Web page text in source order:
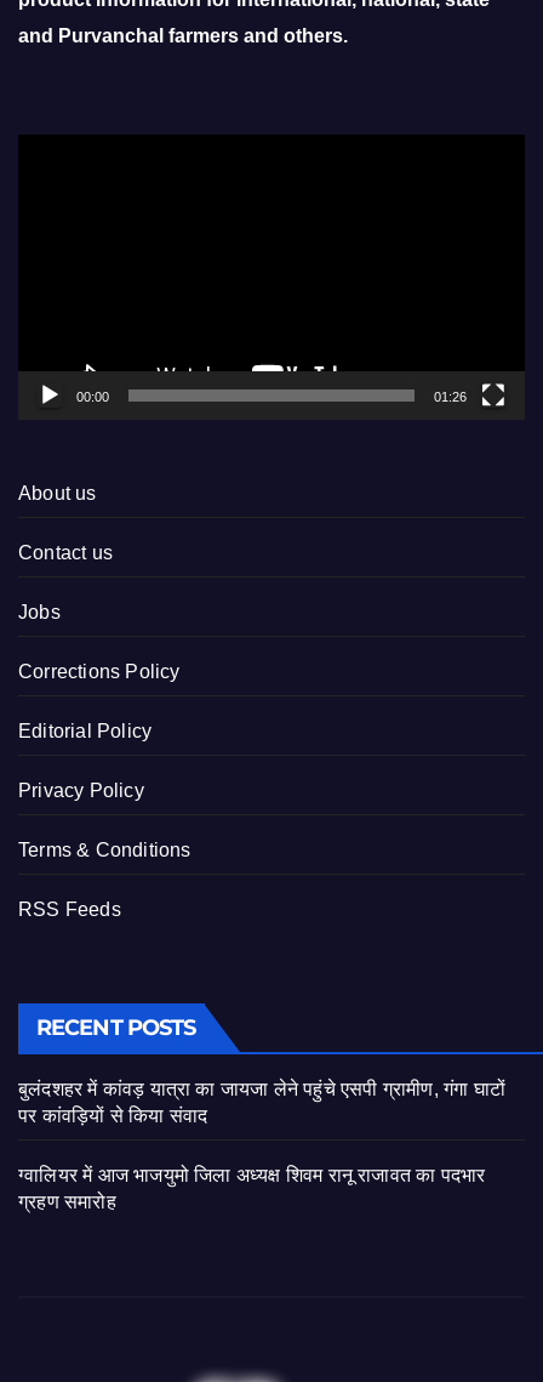
and Purvanchal farmers and others.
00:00 01:26
About us
Contact us
Jobs
Corrections Policy
Editorial Policy
Privacy Policy
Terms & Conditions
RSS Feeds
RECENT POSTS
बुलंदशहर में कांवड़ यात्रा का जायजा लेने पहुंचे एसपी ग्रामीण, गंगा घाटों
पर कांवड़ियों से किया संवाद
ग्वालियर में आज भाजयुमो जिला अध्यक्ष शिवम रानू राजावत का पदभार
ग्रहण समारोह